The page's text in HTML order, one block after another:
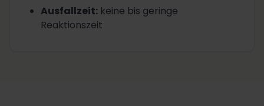
Ausfallzeit: keine bis geringe
Reaktionszeit